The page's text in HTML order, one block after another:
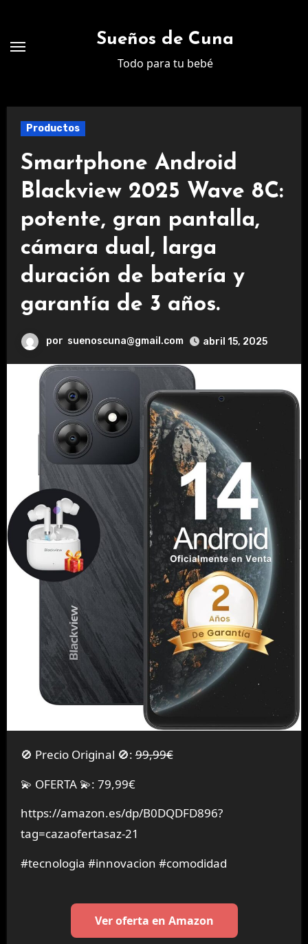
contenido
Sueños de Cuna
Todo para tu bebé
Productos
Smartphone Android
Blackview 2025 Wave 8C:
potente, gran pantalla,
cámara dual, larga
duración de batería y
garantía de 3 años.
por suenoscuna@gmail.com abril 15, 2025
🚫 Precio Original 🚫:99,99€
💫 OFERTA 💫: 79,99€
https://amazon.es/dp/B0DQDFD896?
tag=cazaofertasaz-21
#tecnologia #innovacion #comodidad
Ver oferta en Amazon